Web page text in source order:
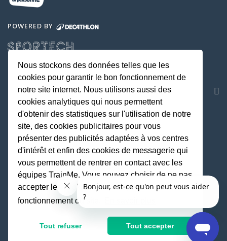
POWERED BY
NOS APPLICATIONS
REJOIGNEZ LA COMMUNAUTE
Nous stockons des données telles que les
cookies pour garantir le bon fonctionnement de
notre site internet. Nous utilisons aussi des
cookies analytiques qui nous permettent
d'obtenir des statistiques sur l'utilisation de notre
site, des cookies publicitaires pour vous
présenter des publicités adaptées à vos centres
d'intérêt et enfin des cookies de messagerie qui
vous permettent de rentrer en contact avec les
équipes TrainMe. Vous pouvez choisir de ne pas
accepter les cookies non indispensables au
fonctionnement du site.
Tout refuser Tout accepter